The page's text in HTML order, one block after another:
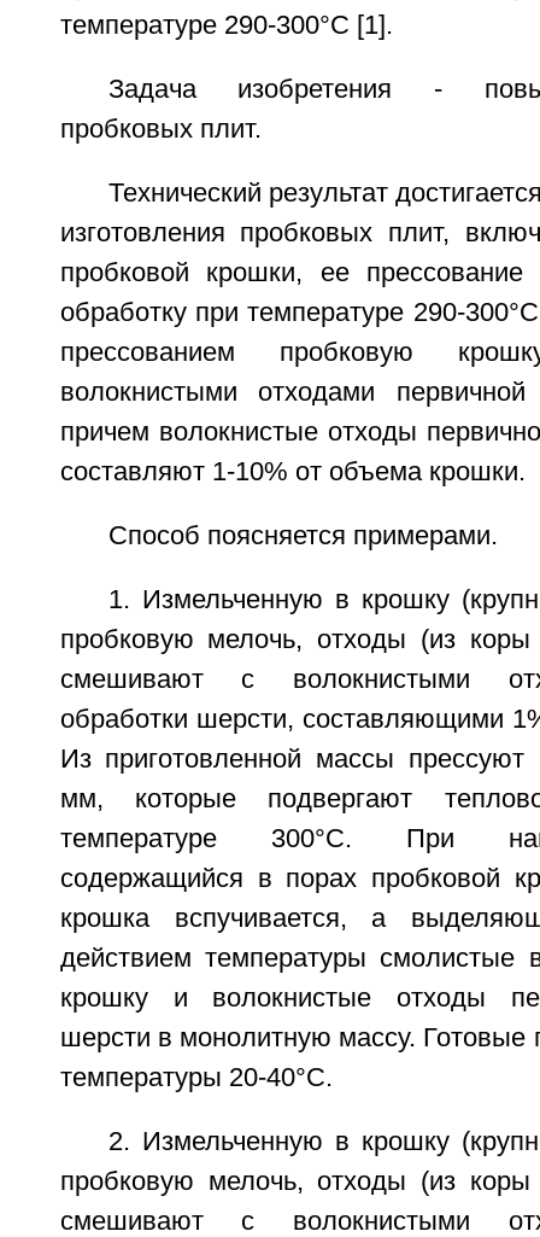
температуре 290-300°С [1].
Задача изобретения -
пробковых плит.
Технический результат
изготовления пробковых плит,
пробковой крошки, ее
обработку при температуре 290-
прессованием пробковую
волокнистыми отходами
причем волокнистые отходы
составляют 1-10% от объема крошки.
Способ поясняется примерами.
1. Измельченную в крошку
пробковую мелочь, отходы (из коры
смешивают с волокнистыми
обработки шерсти, составляющими
Из приготовленной массы
мм, которые подвергают
температуре 300°С. При
содержащийся в порах пробковой
крошка вспучивается, а
действием температуры смолистые
крошку и волокнистые отходы
шерсти в монолитную массу.
температуры 20-40°С.
2. Измельченную в крошку
пробковую мелочь, отходы (из коры
смешивают с волокнистыми